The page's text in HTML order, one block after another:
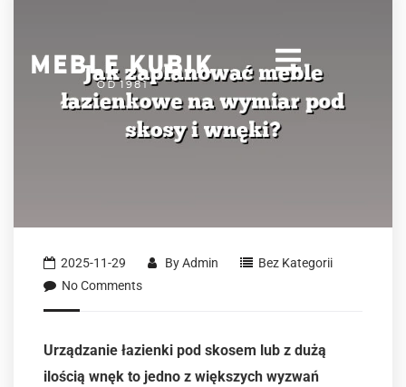
2025-11-29 ByAdmin
Bez Kategorii
No Comments
Urządzanie łazienki pod skosem lub z dużą
ilością wnęk to jedno z większych wyzwań